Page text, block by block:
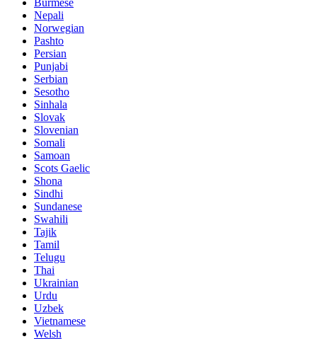
Burmese
Nepali
Norwegian
Pashto
Persian
Punjabi
Serbian
Sesotho
Sinhala
Slovak
Slovenian
Somali
Samoan
Scots Gaelic
Shona
Sindhi
Sundanese
Swahili
Tajik
Tamil
Telugu
Thai
Ukrainian
Urdu
Uzbek
Vietnamese
Welsh